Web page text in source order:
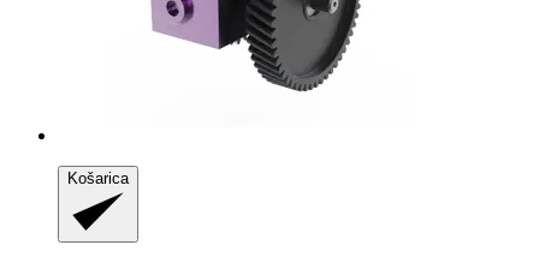
Košarica